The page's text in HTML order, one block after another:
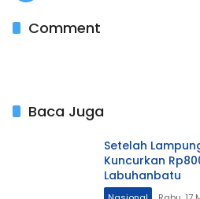
Comment
Baca Juga
Setelah
Kuncurkan
Labuhanbatu